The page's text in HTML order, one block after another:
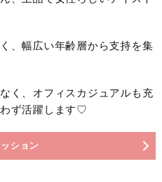
、幅広い年齢層から支持を集
く、オフィスカジュアルも充
ず活躍します♡
ション